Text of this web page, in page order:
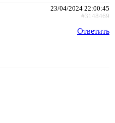
23/04/2024 22:00:45
#3148469
Ответить